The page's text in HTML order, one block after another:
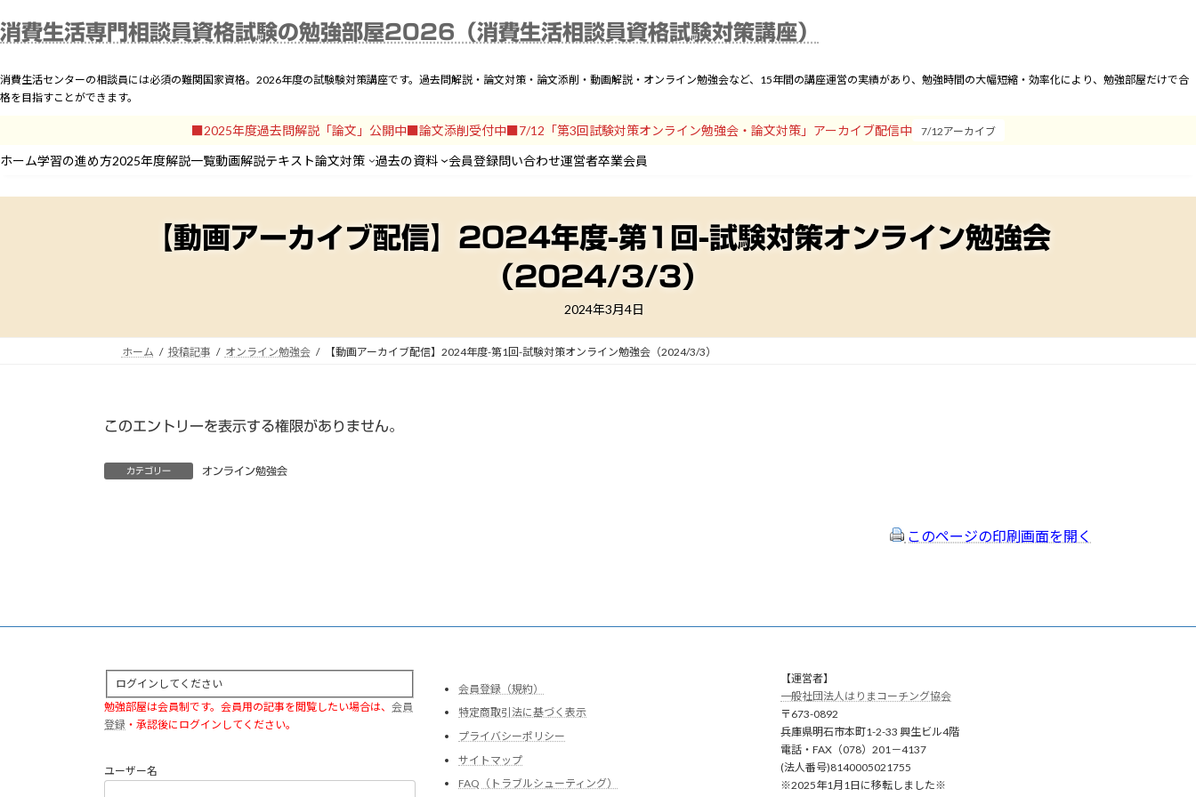
ン
ン
ツ
キ
プ
ビ
ー
シ
に
動
消費生活専門相談員資格試験の勉強部屋2026（消費生活相談員資格試験対策講座）
消費生活センターの相談員には必須の難関国家資格。2026年度の試験験対策講座です。過去問解説・論文対策・論文添削・動画解説・オンライン勉強会など、15年間の講座運営の実績があり、勉強時間の大幅短縮・効率化により、勉強部屋だけで合
格を目指すことができます。
■2025年度過去問解説「論文」公開中■論文添削受付中■7/12「第3回試験対策オンライン勉強会・論文対策」アーカイブ配信中 7/12アーカイブ
ホーム学習の進め方2025年度解説一覧動画解説テキスト論文対策 過去の資料 会員登録問い合わせ運営者卒業会員
【動画アーカイブ配信】2024年度-第1回-試験対策オンライン勉強会
（2024/3/3）
2024年3月4日
ホーム 投稿記事 オンライン勉強会 【動画アーカイブ配信】2024年度-第1回-試験対策オンライン勉強会（2024/3/3）
このエントリーを表示する権限がありません。
カテゴリー オンライン勉強会
このページの印刷画面を開く
ログインしてください
勉強部屋は会員制です。会員用の記事を閲覧したい場合は、 会員
登録 ・承認後にログインしてください。
ユーザー名
会員登録（規約）
特定商取引法に基づく表示
プライバシーポリシー
サイトマップ
FAQ（トラブルシューティング）
【運営者】
一般社団法人はりまコーチング協会
〒673-0892
兵庫県明石市本町1-2-33 興生ビル4階
電話・FAX（078）201－4137
(法人番号)8140005021755
※2025年1月1日に移転しました※